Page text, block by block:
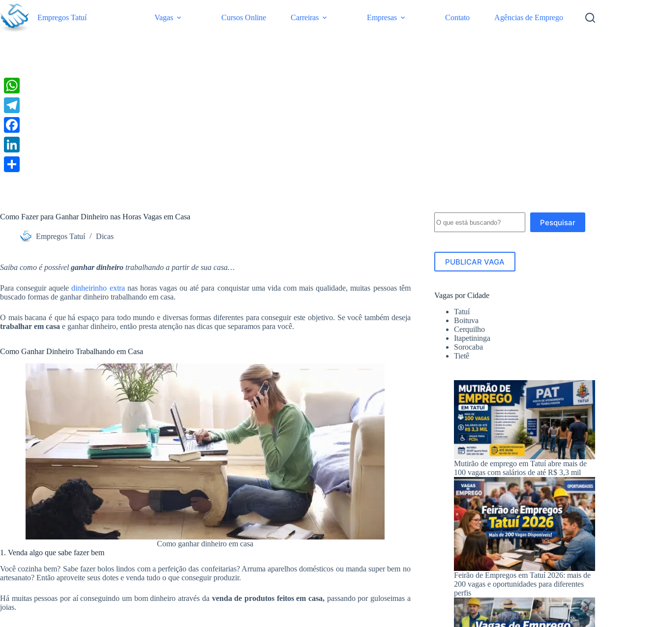
Pular
para
o
conteúdo
Empregos Tatuí Vagas Cursos Online Carreiras Empresas Contato Agências de Emprego
Como Fazer para Ganhar Dinheiro nas Horas Vagas em Casa
Empregos Tatuí Dicas
Saiba como é possível ganhar dinheiro trabalhando a partir de sua casa…
Para conseguir aqueledinheirinho extra nas horas vagas ou até para conquistar uma vida com mais qualidade, muitas pessoas têm
buscado formas de ganhar dinheiro trabalhando em casa.
O mais bacana é que há espaço para todo mundo e diversas formas diferentes para conseguir este objetivo. Se você também deseja
trabalhar em casa e ganhar dinheiro, então presta atenção nas dicas que separamos para você.
Como Ganhar Dinheiro Trabalhando em Casa
Como ganhar dinheiro em casa
1. Venda algo que sabe fazer bem
Você cozinha bem? Sabe fazer bolos lindos com a perfeição das confeitarias? Arruma aparelhos domésticos ou manda super bem no
artesanato? Então aproveite seus dotes e venda tudo o que conseguir produzir.
Há muitas pessoas por aí conseguindo um bom dinheiro através da venda de produtos feitos em casa,passando por guloseimas a
joias.
Pesquisar
PUBLICAR VAGA
Vagas por Cidade
Tatuí
Boituva
Cerquilho
Itapetininga
Sorocaba
Tietê
Mutirão de emprego em Tatuí abre mais de
100 vagas com salários de até R$ 3,3 mil
Feirão de Empregos em Tatuí 2026: mais de
200 vagas e oportunidades para diferentes
perfis
W
h
a
T
e
l
a
F
a
c
o
L
n